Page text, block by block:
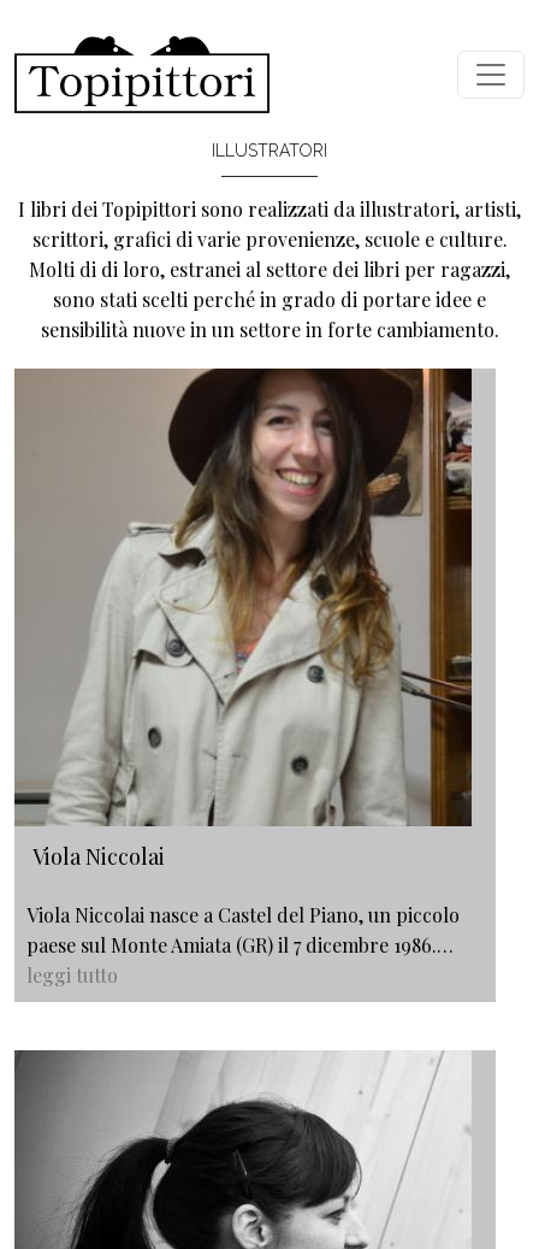
ILLUSTRATORI
I libri dei Topipittori sono realizzati da illustratori, artisti,
scrittori, grafici di varie provenienze, scuole e culture.
Molti di di loro, estranei al settore dei libri per ragazzi,
sono stati scelti perché in grado di portare idee e
sensibilità nuove in un settore in forte cambiamento.
Viola Niccolai
Viola Niccolai nasce a Castel del Piano, un piccolo
paese sul Monte Amiata (GR) il 7 dicembre 1986.…
leggi tutto